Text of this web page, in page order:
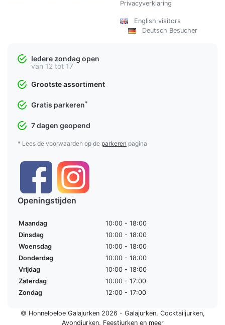
Privacyverklaring
English visitors
Deutsch Besucher
Iedere zondag open
van 12 tot 17
Grootste assortiment
Gratis parkeren*
7 dagen geopend
* Lees de voorwaarden op de parkeren pagina
Openingstijden
Maandag
10:00 - 18:00
Dinsdag
10:00 - 18:00
Woensdag
10:00 - 18:00
Donderdag
10:00 - 18:00
Vrijdag
10:00 - 18:00
Zaterdag
10:00 - 17:00
Zondag
12:00 - 17:00
© Honneloeloe Galajurken 2026 - Galajurken, Cocktailjurken,
Avondjurken, Feestjurkenen meer